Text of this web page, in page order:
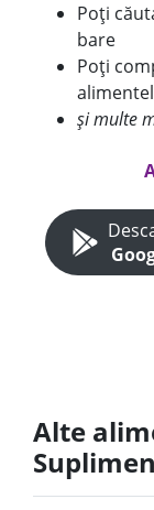
Poți
bare
Poți
și multe
Alte